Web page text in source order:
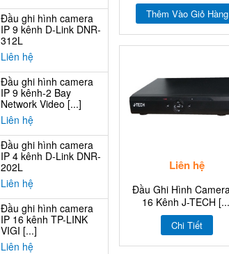
Đầu ghi hình camera
IP 9 kênh D-Link DNR-
312L
Liên hệ
Đầu ghi hình camera
IP 9 kênh-2 Bay
Network Video [...]
Liên hệ
Đầu ghi hình camera
IP 4 kênh D-Link DNR-
202L
Liên hệ
Đầu ghi hình camera
IP 16 kênh TP-LINK
VIGI [...]
Liên hệ
Thêm Vào Giỏ Hàng
Liên hệ
Đầu Ghi Hình
16 Kênh J-TECH
Chi Tiết